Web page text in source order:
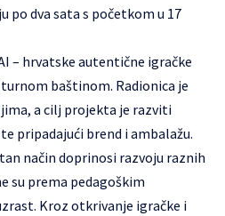
po dva sata s početkom u 17
– hrvatske autentične igračke
baštinom. Radionica je
a cilj projekta je razviti
pripadajući brend i ambalažu.
način doprinosi razvoju raznih
su prema pedagoškim
Kroz otkrivanje igračke i